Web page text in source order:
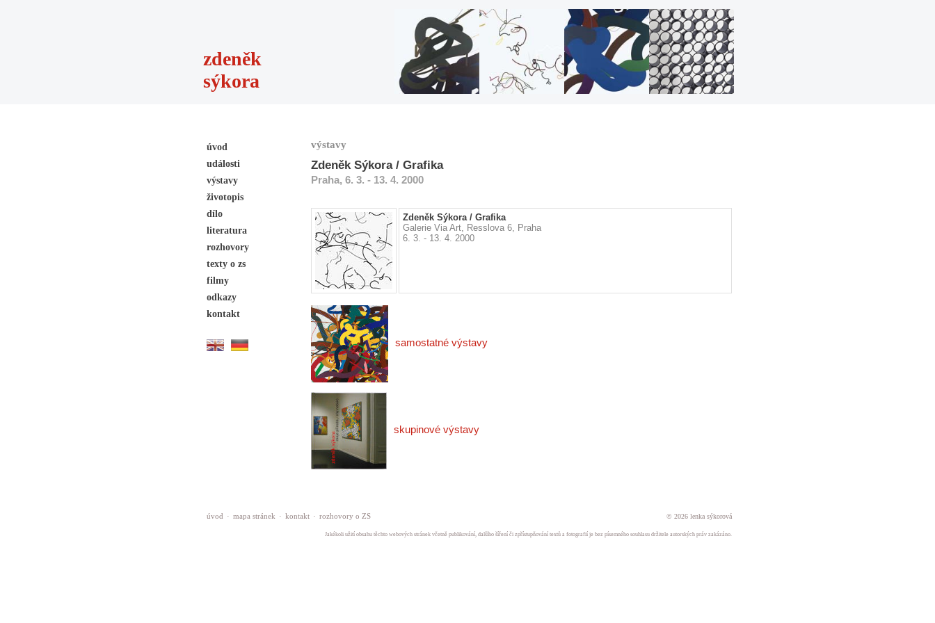
zdeněk
sýkora
úvod
události
výstavy
životopis
dílo
literatura
rozhovory
texty o zs
filmy
odkazy
kontakt
výstavy
Zdeněk Sýkora / Grafika
Praha, 6. 3. - 13. 4. 2000
Zdeněk Sýkora / Grafika
Galerie Via Art, Resslova 6, Praha
6. 3. - 13. 4. 2000
samostatné výstavy
skupinové výstavy
© 2026 lenka sýkorová
úvod · mapa stránek · kontakt · rozhovory o ZS
Jakékoli užití obsahu těchto webových stránek včetně publikování, dalšího šíření či zpřístupňování textů a fotografií je bez písemného souhlasu držitele autorských práv zakázáno.